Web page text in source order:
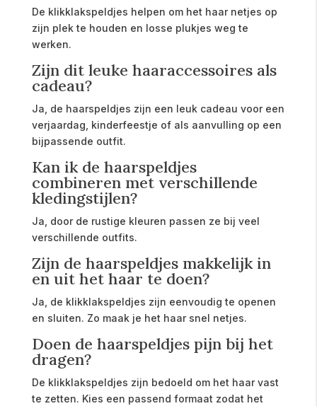
De klikklakspeldjes helpen om het haar netjes op
zijn plek te houden en losse plukjes weg te
werken.
Zijn dit leuke haaraccessoires als
cadeau?
Ja, de haarspeldjes zijn een leuk cadeau voor een
verjaardag, kinderfeestje of als aanvulling op een
bijpassende outfit.
Kan ik de haarspeldjes
combineren met verschillende
kledingstijlen?
Ja, door de rustige kleuren passen ze bij veel
verschillende outfits.
Zijn de haarspeldjes makkelijk in
en uit het haar te doen?
Ja, de klikklakspeldjes zijn eenvoudig te openen
en sluiten. Zo maak je het haar snel netjes.
Doen de haarspeldjes pijn bij het
dragen?
De klikklakspeldjes zijn bedoeld om het haar vast
te zetten. Kies een passend formaat zodat het